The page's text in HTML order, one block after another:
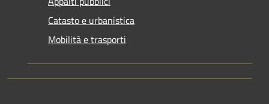
Catasto e urbanistica
Mobilità e trasporti